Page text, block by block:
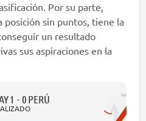
Por su parte,
posición sin puntos, tiene la
un resultado
sus aspiraciones en la